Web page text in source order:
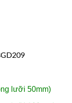
lưỡi 50mm)